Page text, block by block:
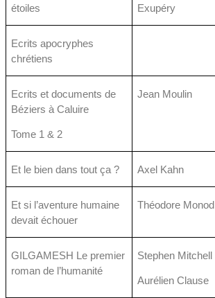
étoiles
Exupéry
Ecrits apocryphes
chrétiens
Ecrits et documents de
Béziers à Caluire
Tome 1 & 2
Jean Moulin
Et le bien dans tout ça ? Axel Kahn
Et si l’aventure humaine
devait échouer
Théodore Monod
GILGAMESH Le premier
roman de l’humanité
Stephen Mitchell
Aurélien Clause